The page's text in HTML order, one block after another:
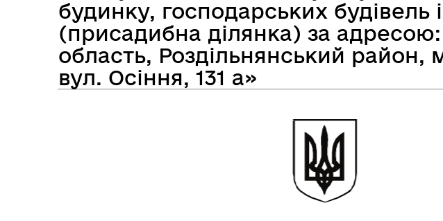
Засідання виконавчого
комітету
Рада безбар’єрності
будинку, господарських будівель
(присадибна ділянка) за
область, Роздільнянський район,
вул. Осіння, 131 а»